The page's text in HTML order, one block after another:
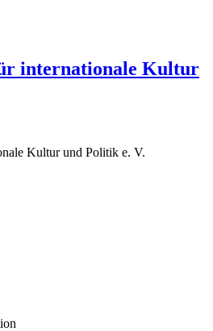
internationale Kultur
Kultur und Politik e. V.